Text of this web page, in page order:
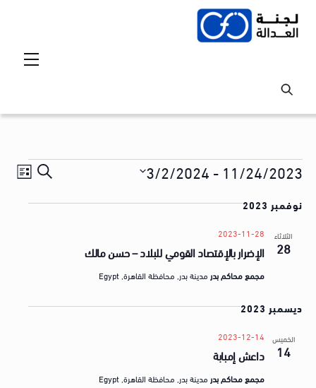
Skip
Events
Events
S
ق
ا
ل
11/24/2023
-
3/2/2024
e
نوفمبر 2023
الثلاثاء
28 الإضرار بالإقتصاد القومي للبلاد – حسن مالك
2023-11-28
مجمع محاكم بدر مدينة بدر, محافظة القاهرة, Egypt
ديسمبر 2023
الخميس
14 داعش إمبابة
2023-12-14
مجمع محاكم بدر مدينة بدر, محافظة القاهرة, Egypt